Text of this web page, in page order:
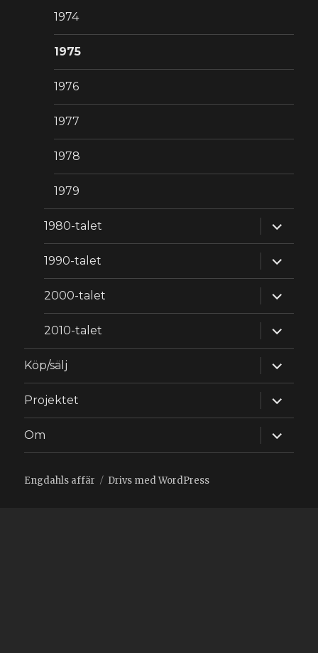
1974
1975
1976
1977
1978
1979
1980-talet
1990-talet
2000-talet
2010-talet
Köp/sälj
Projektet
Om
Engdahls affär Drivs med WordPress